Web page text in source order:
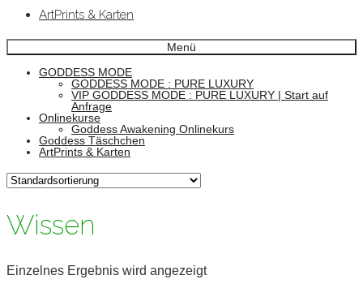
ArtPrints & Karten
Menü
GODDESS MODE
GODDESS MODE : PURE LUXURY
VIP GODDESS MODE : PURE LUXURY | Start auf
Anfrage
Onlinekurse
Goddess Awakening Onlinekurs
Goddess Täschchen
ArtPrints & Karten
Wissen
Einzelnes Ergebnis wird angezeigt